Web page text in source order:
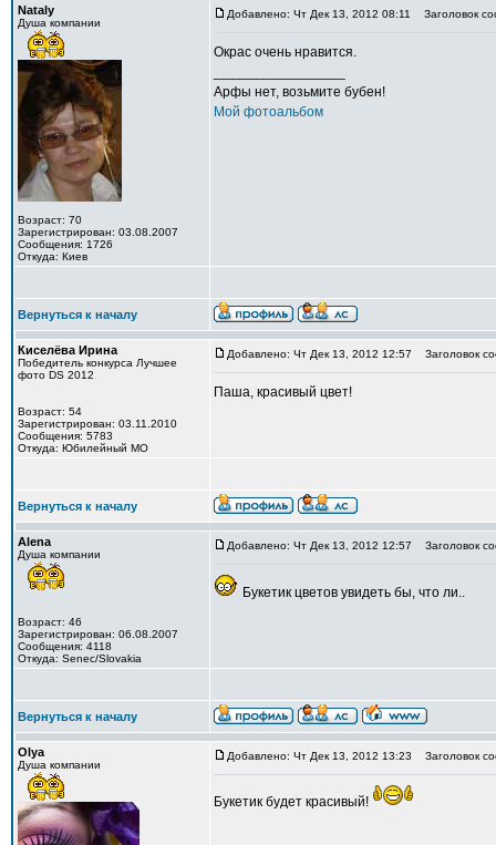
Nataly
Душа компании
Возраст: 70
Зарегистрирован: 03.08.2007
Сообщения: 1726
Откуда: Киев
Добавлено: Чт Дек 13, 2012 08:11 Заголовок
Окрас очень нравится.
Арфы нет, возьмите бубен!
Мой фотоальбом
Вернуться к началу
Киселёва Ирина
Победитель конкурса Лучшее
фото DS 2012
Возраст: 54
Зарегистрирован: 03.11.2010
Сообщения: 5783
Откуда: Юбилейный МО
Добавлено: Чт Дек 13, 2012 12:57 Заголовок
Паша, красивый цвет!
Вернуться к началу
Alena
Душа компании
Возраст: 46
Зарегистрирован: 06.08.2007
Сообщения: 4118
Откуда: Senec/Slovakia
Добавлено: Чт Дек 13, 2012 12:57 Заголовок
Букетик цветов увидеть бы, что ли..
Вернуться к началу
Olya
Душа компании
Добавлено: Чт Дек 13, 2012 13:23 Заголовок
Букетик будет красивый!